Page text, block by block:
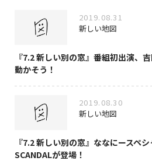
CHIZULOG
お問い合わせ
2019.08.31
新しい地図
『7.2 新しい別の窓』番組初出演、
動かそう！
2019.08.30
新しい地図
『7.2 新しい別の窓』ななにースペ
SCANDALが登場！